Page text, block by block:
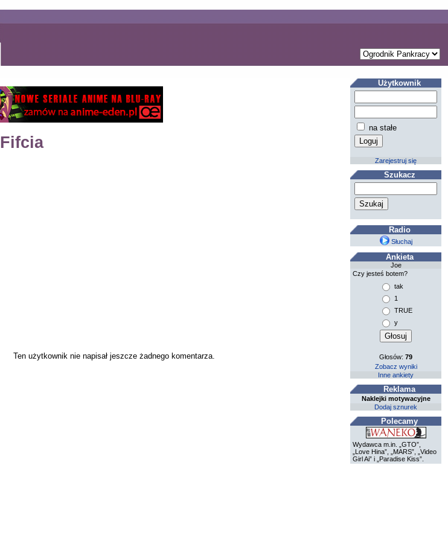
Fifcia
Ten użytkownik nie napisał jeszcze żadnego komentarza.
Użytkownik
na stałe
Zarejestruj się
Szukacz
Radio
Słuchaj
Ankieta
Joe
Czy jesteś botem?
tak
1
TRUE
y
Głosów:79
Zobacz wyniki
Inne ankiety
Reklama
Naklejki motywacyjne
Dodaj sznurek
Polecamy
Wydawca m.in. „GTO”,
„Love Hina”, „MARS”, „Video
Girl Ai” i „Paradise Kiss”.